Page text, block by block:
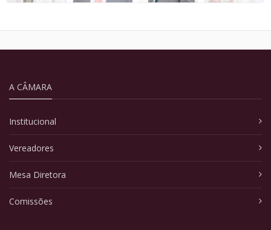
A CÂMARA
Institucional
Vereadores
Mesa Diretora
Comissões